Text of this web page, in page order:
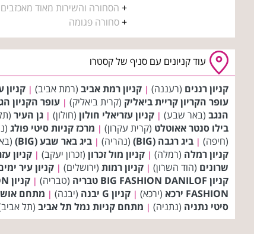
+ הסחורה והשירות מאוד מאכזבים
+סחורה פגומה
עוד קניונים עם סניף של קסטרו
קניון רננים (רעננה) | קניון רמת אביב (רמת אביב) | קניון
עופר הקריון קריית ביאליק (קרית ביאליק) | עופר הקניון
הנגב (באר שבע) | קניון עזריאלי חולון (חולון) | גן העיר
בילו סנטר אאוטלט (קרית עקרון) | מרכז קניות סיטי פולג
(חיפה) | ביג רגבה (BIG) (נהריה) | ביג באר שבע (BIG)
קניון רמלה (רמלה) | קניון מול זכרון (זכרון יעקב) | קניון
שרונים (הוד השרון) | קניון רמות (ירושלים) | קניון עיר
קניון BIG FASHION DANILOF טבריה (טבריה) | קניון BIG FASHION אשדוד
FASHION ירכא
(ירכא) | קניון G יבנה (יבנה) | מתחם
סיטי נתניה (נתניה) | מתחם קניות נמל תל אביב (תל